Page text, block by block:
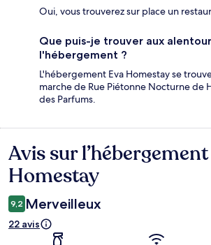
Oui, vous trouverez sur place un
Que puis-je trouver aux
l'hébergement ?
L'hébergement Eva Homestay se
marche de Rue Piétonne Nocturne de
des Parfums.
Avis
Avis sur
Homestay
9,2 Merveilleux
22 avis